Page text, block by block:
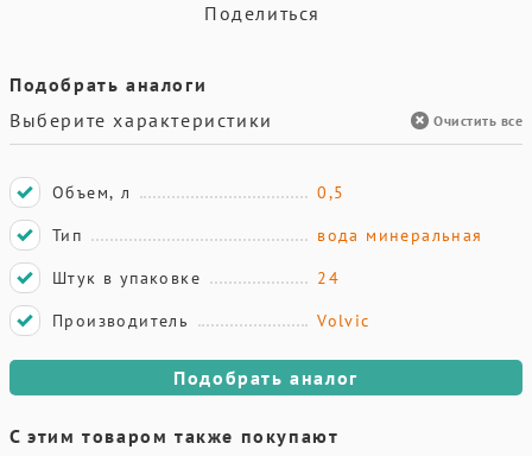
Поделиться
Подобрать аналоги
Выберите характеристики
Очистить все
Объем, л
0,5
Тип
вода минеральная
Штук в упаковке
24
Производитель
Volvic
Подобрать аналог
С этим товаром также покупают